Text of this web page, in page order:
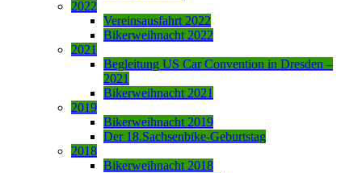
2022
Vereinsausfahrt 2022
Bikerweihnacht 2022
2021
Begleitung US Car Convention in Dresden –
2021
Bikerweihnacht 2021
2019
Bikerweihnacht 2019
Der 18.Sachsenbike-Geburtstag
2018
Bikerweihnacht 2018